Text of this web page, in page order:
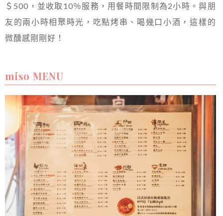
＄500，並收取10％服務，用餐時間限制為2小時。與朋
友的兩小時相聚時光，吃點烤串、喝幾口小酒，這樣的
微醺感剛剛好！
miso MENU